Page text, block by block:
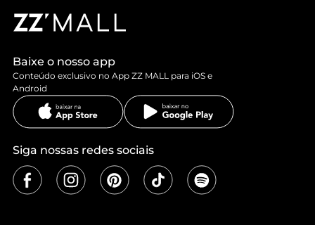
Baixe o nosso app
Conteúdo exclusivo no App ZZ MALL para iOS e
Android
Siga nossas redes sociais